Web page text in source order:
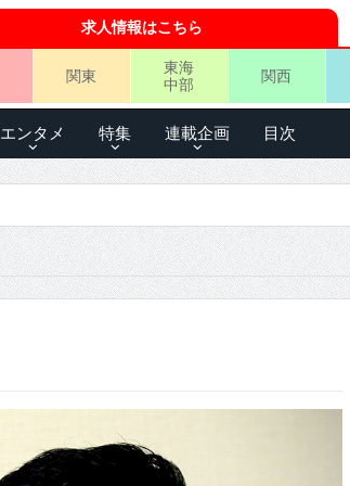
求人情報はこちら
関東
東海
中部
関西
エンタメ 特集 連載企画 目次